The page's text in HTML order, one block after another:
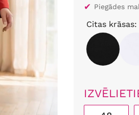
✔ Piegādes
Citas krāsas: